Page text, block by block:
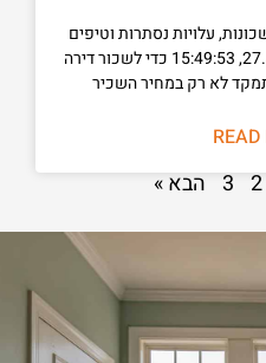
עלויות נסתרות וטיפים
לחוזה עודכן לאחרונה: 27.4.2026, 15:49:53 כדי לשכור דירה
לא רק במחיר השכיר
2
3 הבא »